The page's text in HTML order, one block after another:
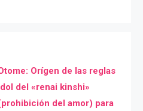
Orígen de las reglas
del «renai kinshi»
del amor) para